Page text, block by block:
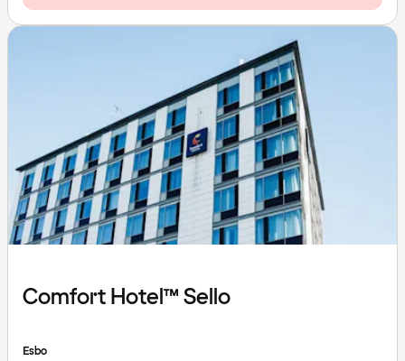
Comfort Hotel™ Sello
Esbo